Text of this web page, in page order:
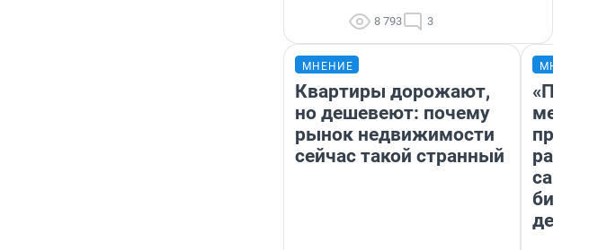
8 793 3
МНЕНИЕ
Квартиры дорожают,
но дешевеют: почему
рынок недвижимости
сейчас такой странный